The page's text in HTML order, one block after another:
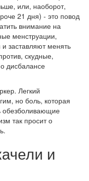
или, наоборот,
21 дня) - это повод
внимание на
менструации,
заставляют менять
скудные,
дисбалансе
Легкий
но боль, которая
обезболивающие
так просит о
и